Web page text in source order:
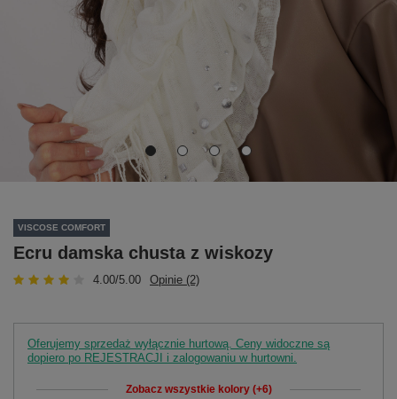
VISCOSE COMFORT
Ecru damska chusta z wiskozy
4.00/5.00 Opinie (2)
Oferujemy sprzedaż wyłącznie hurtową. Ceny widoczne są
dopiero po REJESTRACJI i zalogowaniu w hurtowni.
Zobacz wszystkie kolory (+6)